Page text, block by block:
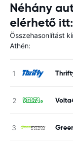
Néhány
elérhető
Összehasonlítást
Athén: